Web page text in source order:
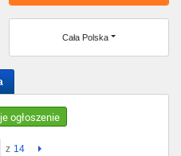
Cała Polska
ogłoszenie
z 14